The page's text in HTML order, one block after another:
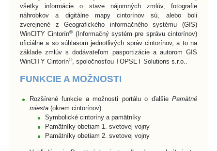
všetky informácie o stave nájomných zmlúv, fotografie
náhrobkov a digitálne mapy cintorínov sú, alebo boli
zverejnené z Geografického informačného systému (GIS)
WinCITY Cintorín©(Informačný systém pre správu cintorínov)
oficiálne a so súhlasom jednotlivých správ cintorínov, a to na
základe zmlúv s dodávateľom pasportizácie a autorom GIS
WinCITY Cintorín©, spoločnosťou TOPSET Solutions s.r.o..
FUNKCIE A MOŽNOSTI
Rozšírené funkcie a možnosti portálu o ďalšie Pamätné
miesta (okrem cintorínov):
Symbolické cintoríny a pamätníky
Pamätníky obetiam 1. svetovej vojny
Pamätníky obetiam 2. svetovej vojny